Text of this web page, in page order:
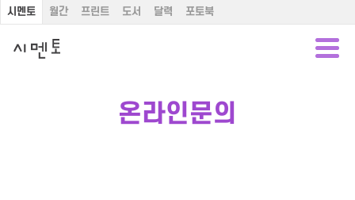
시멘토 월간 프린트 도서 달력 포토북
온라인문의